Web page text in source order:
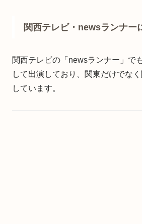
関西テレビ・newsランナー
関西テレビの「newsランナー」で
して出演しており、関東だけでな
しています。